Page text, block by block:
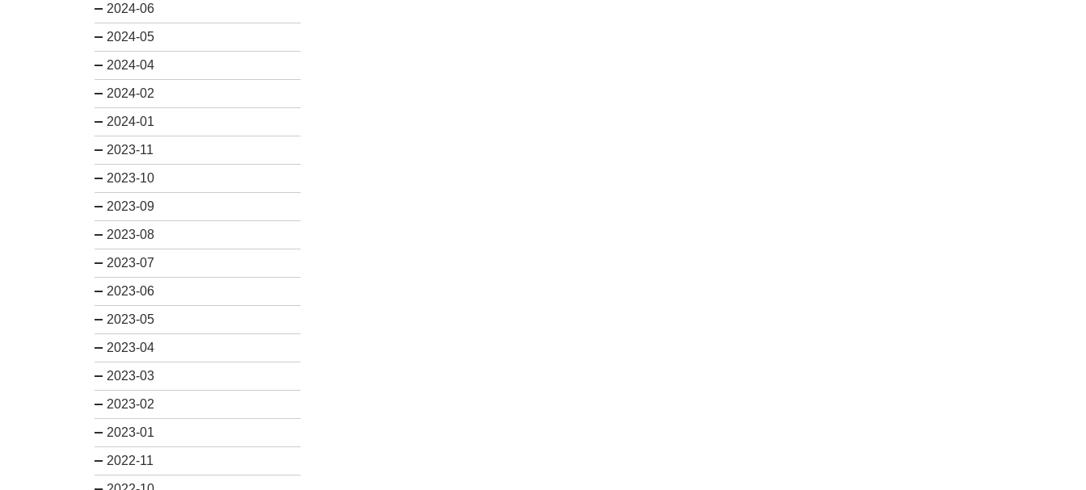
2024-06
2024-05
2024-04
2024-02
2024-01
2023-11
2023-10
2023-09
2023-08
2023-07
2023-06
2023-05
2023-04
2023-03
2023-02
2023-01
2022-11